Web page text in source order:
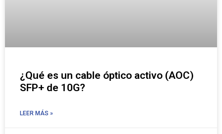
¿Qué es un cable óptico activo (AOC)
SFP+ de 10G?
LEER MÁS »